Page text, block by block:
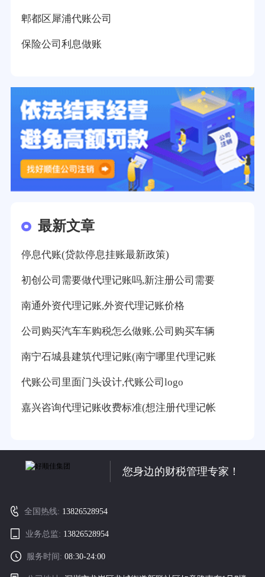
郫都区犀浦代账公司
保险公司利息做账
最新文章
停息代账(贷款停息挂账最新政策)
初创公司需要做代理记账吗,新注册公司需要
南通外资代理记账,外资代理记账价格
公司购买汽车车购税怎么做账,公司购买车辆
南宁石城县建筑代理记账(南宁哪里代理记账
代账公司里面门头设计,代账公司logo
嘉兴咨询代理记账收费标准(想注册代理记帐
您身边的财税管理专家！
全国热线: 13826528954
业务总监: 13826528954
服务时间:08:30-24:00